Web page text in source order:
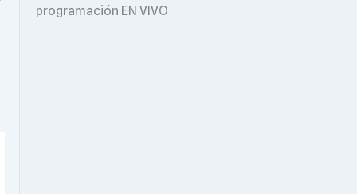
programación EN VIVO